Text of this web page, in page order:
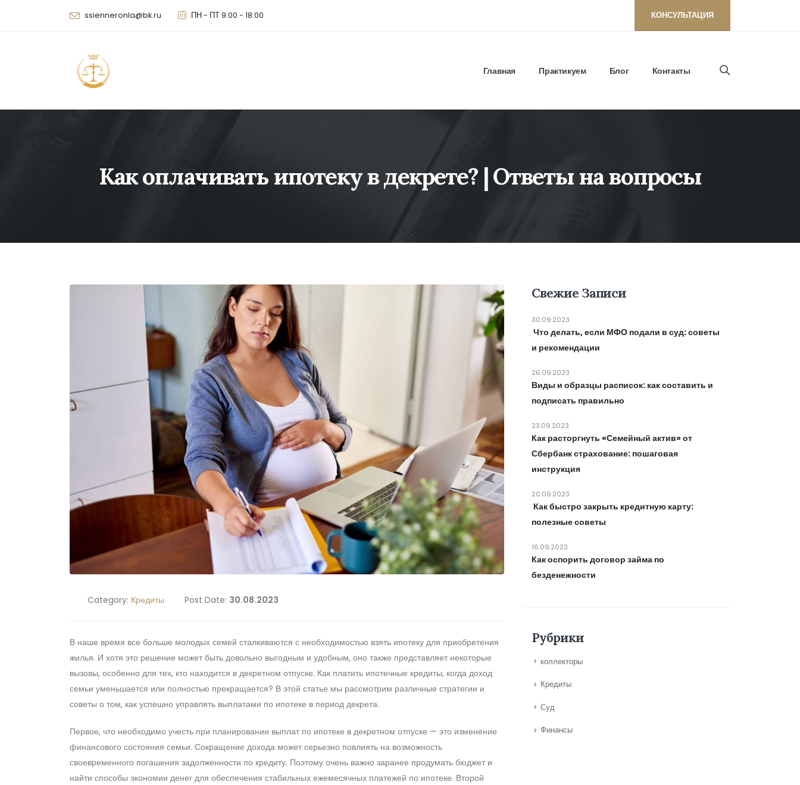
ssienneronla@bk.ru ПН - ПТ 9:00 - 18:00 КОНСУЛЬТАЦИЯ
Главная Практикуем Блог Контакты
Как оплачивать ипотеку в декрете? | Ответы на вопросы
Category: Кредиты Post Date: 30.08.2023
В наше время все больше молодых семей сталкиваются с необходимостью взять ипотеку для приобретения
жилья. И хотя это решение может быть довольно выгодным и удобным, оно также представляет некоторые
вызовы, особенно для тех, кто находится в декретном отпуске. Как платить ипотечные кредиты, когда доход
семьи уменьшается или полностью прекращается? В этой статье мы рассмотрим различные стратегии и
советы о том, как успешно управлять выплатами по ипотеке в период декрета.
Первое, что необходимо учесть при планировании выплат по ипотеке в декретном отпуске — это изменение
финансового состояния семьи. Сокращение дохода может серьезно повлиять на возможность
своевременного погашения задолженности по кредиту. Поэтому очень важно заранее продумать бюджет и
найти способы экономии денег для обеспечения стабильных ежемесячных платежей по ипотеке. Второй
Свежие Записи
Что делать, если МФО подали в суд: советы
и рекомендации
30.09.2023
Виды и образцы расписок: как составить и
подписать правильно
26.09.2023
Как расторгнуть «Семейный актив» от
Сбербанк страхование: пошаговая
инструкция
23.09.2023
Как быстро закрыть кредитную карту:
полезные советы
20.09.2023
Как оспорить договор займа по
безденежности
16.09.2023
Рубрики
коллекторы
Кредиты
Суд
Финансы